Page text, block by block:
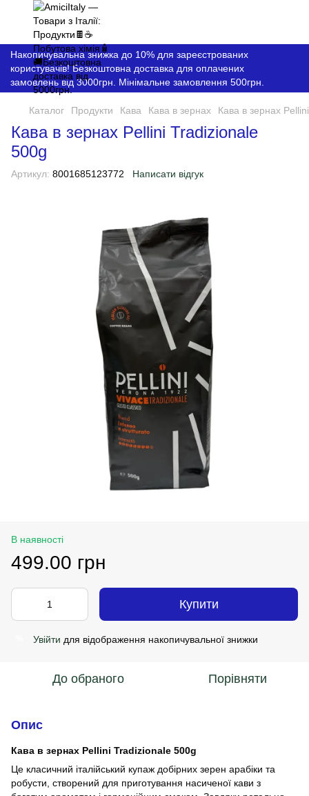
Накопичувальна знижка до 10% для зареєстрованих
користувачів! Безкоштовна доставка для оплачених
замовлень від 3000грн. Мінімальне замовлення 500грн.
Каталог Продукти Кава Кава в зернах Кава в зернах
Кава в зернах Pellini Tradizionale
500g
Артикул: 8001685123772 Написати відгук
В наявності
499.00 грн
Купити
Увійти для відображення накопичувальної знижки
До обраного Порівняти
Опис
Кава в зернах Pellini Tradizionale 500g
Це класичний італійський купаж добірних зерен арабіки та
робусти, створений для приготування насиченої кави з